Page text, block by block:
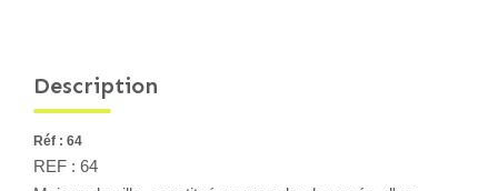
Description
Réf : 64
REF : 64